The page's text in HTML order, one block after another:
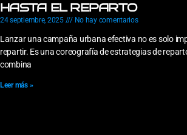
HASTA EL REPARTO
24 septiembre, 2025 No hay comentarios
Lanzar una campaña urbana efectiva no es solo
repartir. Es una coreografía de estrategias de
combina
Leer más »